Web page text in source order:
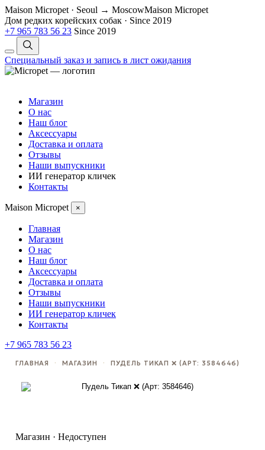
Maison Micropet · Seoul → MoscowMaison Micropet
Дом редких корейских собак · Since 2019
+7 965 783 56 23 Since 2019
Специальный заказ и запись в лист ожидания
Магазин
О нас
Наш блог
Аксессуары
Доставка и оплата
Отзывы
Наши выпускники
ИИ генератор кличек
Контакты
Maison Micropet ×
Главная
Магазин
О нас
Наш блог
Аксессуары
Доставка и оплата
Отзывы
Наши выпускники
ИИ генератор кличек
Контакты
+7 965 783 56 23
ГЛАВНАЯ · МАГАЗИН · ПУДЕЛЬ ТИКАП ❌ (АРТ: 3584646)
Магазин · Недоступен